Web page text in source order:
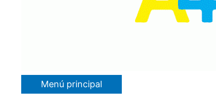
Menú principal